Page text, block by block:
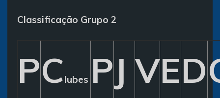
Classificação Grupo 2
PClubes PJ VED